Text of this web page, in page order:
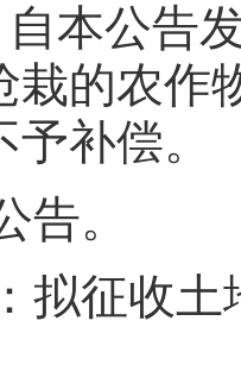
公告发
栽的农作
补偿。
。
征收土